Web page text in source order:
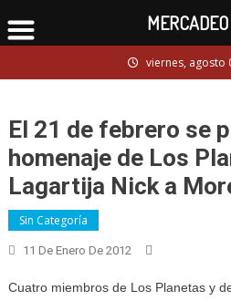
to
viernes, agosto
El 21 de febrero se
homenaje de Los
Lagartija Nick a
Sin Categoría
11 De Enero De 2012
Cuatro miembros de Los Planetas y